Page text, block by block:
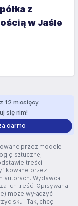
z
w Jaśle
12 miesięcy.
się nim!
darmo
przez modele
sztucznej
treści
przez
autorach. Wydawca
ich treść. Opisywana
może wyłączyć
"Tak, chcę